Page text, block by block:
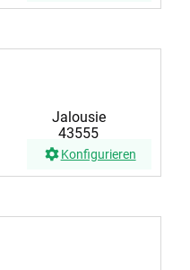
Jalousie
43555
Konfigurieren